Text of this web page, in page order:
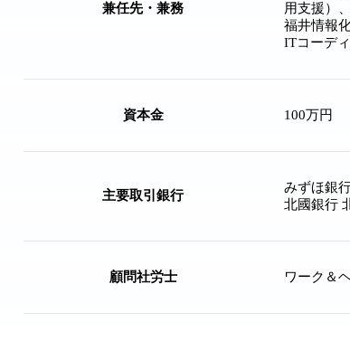
兼任先・兼務
用支援）
福井情報
ITコーデ
資本金 100万円
主要取引銀行
みずほ銀
北國銀行
顧問社労士 ワーク＆